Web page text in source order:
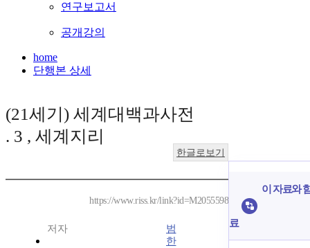
연구보고서
공개강의
home
단행본 상세
(21세기) 세계대백과사전
. 3 , 세계지리
한글로보기
https://www.riss.kr/link?id=M2055598
저자
범
한
이 자료와
료